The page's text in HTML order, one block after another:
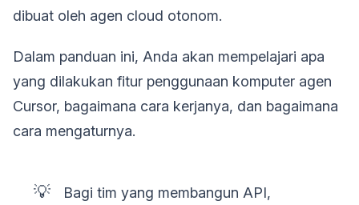
dibuat oleh agen cloud otonom.
Dalam panduan ini, Anda akan mempelajari apa
yang dilakukan fitur penggunaan komputer agen
Cursor, bagaimana cara kerjanya, dan bagaimana
cara mengaturnya.
💡
Bagi tim yang membangun API,